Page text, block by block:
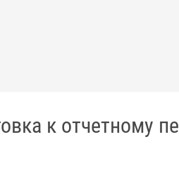
к отчетному